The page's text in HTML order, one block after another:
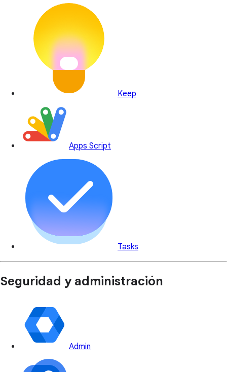
Keep
Apps Script
Tasks
Seguridad y administración
Admin